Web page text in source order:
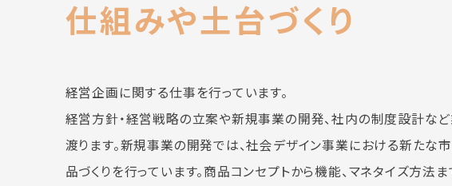
仕組みや土台づくり
経営企画に関する仕事を行っています。
経営方針・経営戦略の立案や新規事業の開発、社内の制度設計な
渡ります。新規事業の開発では、社会デザイン事業における新たな
品づくりを行っています。商品コンセプトから機能、マネタイズ方法